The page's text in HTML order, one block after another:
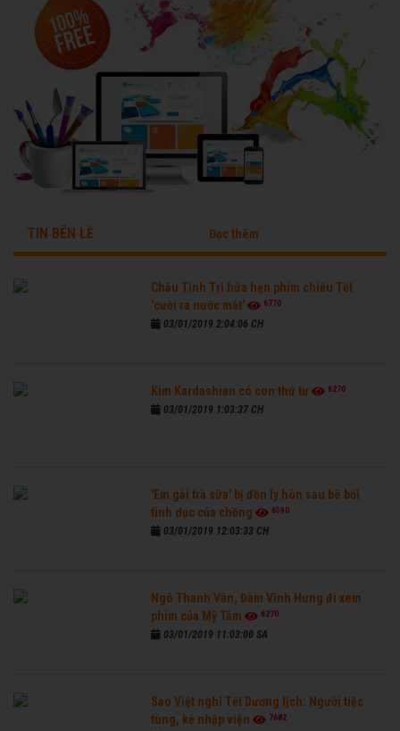
TIN BÊN LỀ Đọc thêm
Châu Tinh Trì hứa hẹn phim chiếu Tết
'cười ra nước mắt'
6770
03/01/2019 2:04:06 CH
Kim Kardashian có con thứ tư 6270
03/01/2019 1:03:37 CH
'Em gái trà sữa' bị đồn ly hôn sau bê bối
tình dục của chồng
6590
03/01/2019 12:03:33 CH
Ngô Thanh Vân, Đàm Vĩnh Hưng đi xem
phim của Mỹ Tâm
6270
03/01/2019 11:03:00 SA
Sao Việt nghỉ Tết Dương lịch: Người tiệc
tùng, kẻ nhập viện
7682